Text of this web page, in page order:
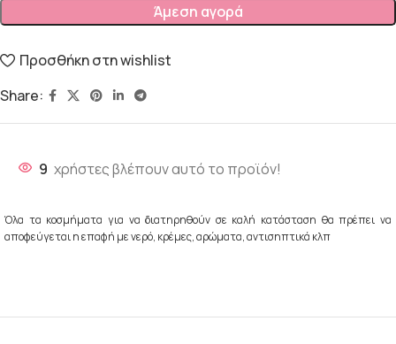
Άμεση αγορά
Προσθήκη στη wishlist
Share:
9 χρήστες βλέπουν αυτό το προϊόν!
Όλα τα κοσμήματα για να διατηρηθούν σε καλή κατάσταση θα πρέπει να
αποφεύγεται η επαφή με νερό, κρέμες, αρώματα, αντισηπτικά κλπ